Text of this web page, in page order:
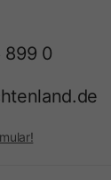
899 0